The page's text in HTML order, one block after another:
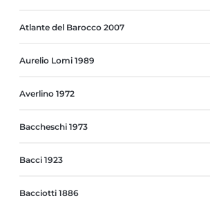
Atlante del Barocco 2007
Aurelio Lomi 1989
Averlino 1972
Baccheschi 1973
Bacci 1923
Bacciotti 1886